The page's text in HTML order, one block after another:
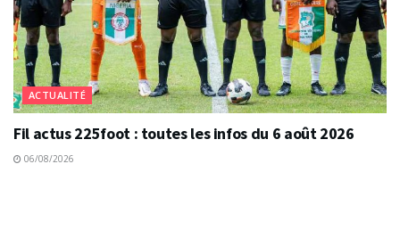
ACTUALITÉ
Fil actus 225foot : toutes les infos du 6 août 2026
06/08/2026